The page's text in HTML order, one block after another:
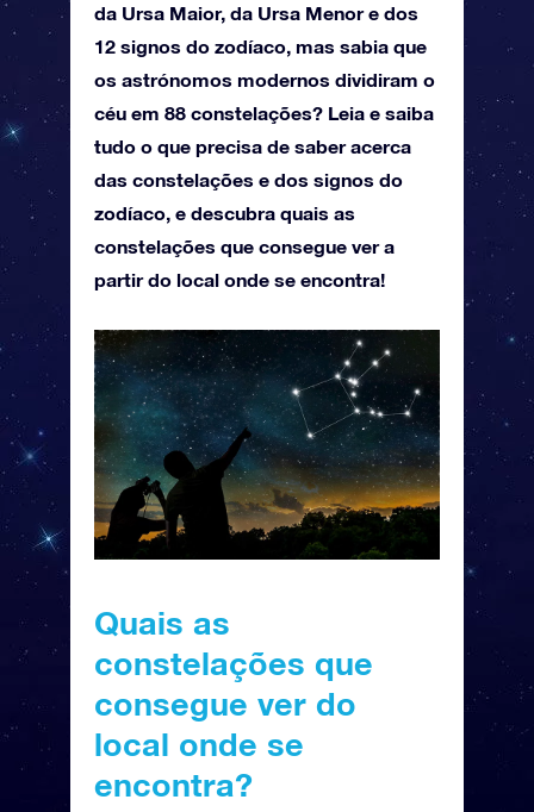
da Ursa Maior, da Ursa Menor e dos
12 signos do zodíaco, mas sabia que
os astrónomos modernos dividiram o
céu em 88 constelações? Leia e saiba
tudo o que precisa de saber acerca
das constelações e dos signos do
zodíaco, e descubra quais as
constelações que consegue ver a
partir do local onde se encontra!
Quais as
constelações que
consegue ver do
local onde se
encontra?